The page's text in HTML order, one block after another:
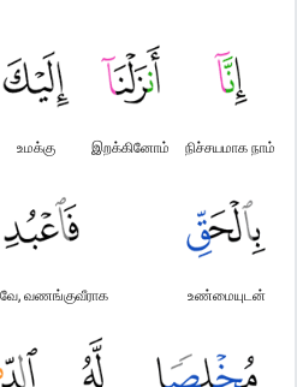
நிச்சயமாக நாம்
இறக்கினோம்
உமக்கு
உண்மையுடன்
வணங்குவீராக